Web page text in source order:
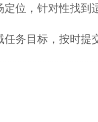
位，针对性找到
务目标，按时提